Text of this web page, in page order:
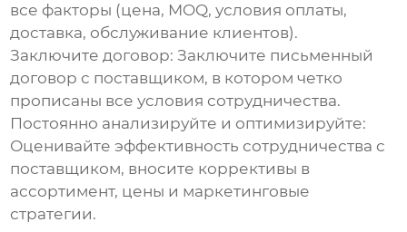
все факторы (цена, MOQ, условия оплаты,
доставка, обслуживание клиентов).
Заключите договор: Заключите письменный
договор с поставщиком, в котором четко
прописаны все условия сотрудничества.
Постоянно анализируйте и оптимизируйте:
Оценивайте эффективность сотрудничества с
поставщиком, вносите коррективы в
ассортимент, цены и маркетинговые
стратегии.